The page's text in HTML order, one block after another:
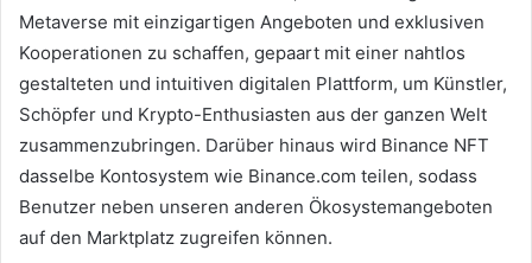
Metaverse mit einzigartigen Angeboten und exklusiven
Kooperationen zu schaffen, gepaart mit einer nahtlos
gestalteten und intuitiven digitalen Plattform, um Künstler,
Schöpfer und Krypto-Enthusiasten aus der ganzen Welt
zusammenzubringen. Darüber hinaus wird Binance NFT
dasselbe Kontosystem wie Binance.com teilen, sodass
Benutzer neben unseren anderen Ökosystemangeboten
auf den Marktplatz zugreifen können.